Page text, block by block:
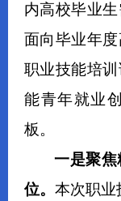
内高校毕业
面向毕业年
职业技能培训
能青年就业
板。
一是聚焦
位。 本次职业